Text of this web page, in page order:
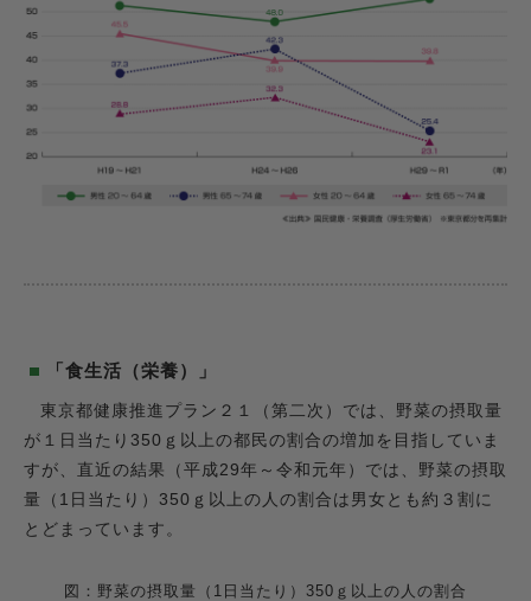
「食生活（栄養）」
東京都健康推進プラン２１（第二次）では、野菜の摂取量
が１日当たり350ｇ以上の都民の割合の増加を目指していま
すが、直近の結果（平成29年～令和元年）では、野菜の摂取
量（1日当たり）350ｇ以上の人の割合は男女とも約３割に
とどまっています。
図：野菜の摂取量（1日当たり）350ｇ以上の人の割合